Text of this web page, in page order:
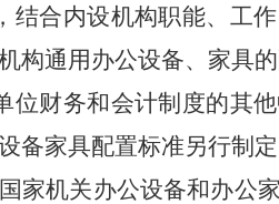
结合内设机构职能、工
构通用办公设备、家具的
财务和会计制度的其
备家具配置标准另行制定
家机关办公设备和办公